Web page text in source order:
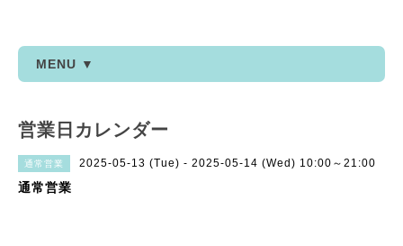
MENU ▼
営業日カレンダー
通常営業 2025-05-13 (Tue) - 2025-05-14 (Wed) 10:00～21:00
通常営業